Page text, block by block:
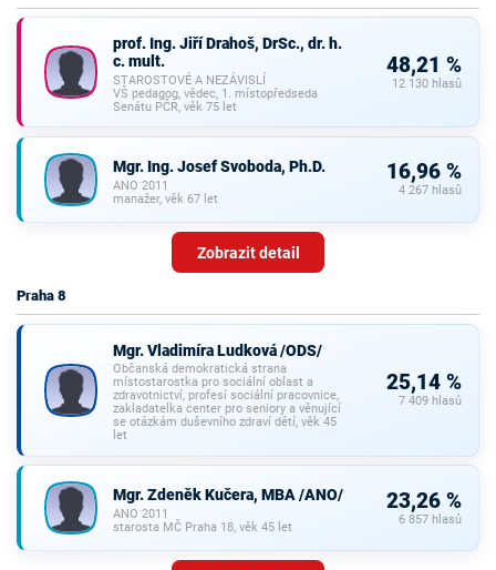
prof. Ing. Jiří Drahoš, DrSc., dr. h.
c. mult.
STAROSTOVÉ A NEZÁVISLÍ
VŠ pedagog, vědec, 1. místopředseda
Senátu PČR, věk 75 let
48,21 %
12 130 hlasů
Mgr. Ing. Josef Svoboda, Ph.D.
ANO 2011
manažer, věk 67 let
16,96 %
4 267 hlasů
Zobrazit detail
Praha 8
Mgr. Vladimíra Ludková /ODS/
Občanská demokratická strana
místostarostka pro sociální oblast a
zdravotnictví, profesí sociální pracovnice,
zakladatelka center pro seniory a věnující
se otázkám duševního zdraví dětí, věk 45
let
25,14 %
7 409 hlasů
Mgr. Zdeněk Kučera, MBA /ANO/
ANO 2011
starosta MČ Praha 18, věk 45 let
23,26 %
6 857 hlasů